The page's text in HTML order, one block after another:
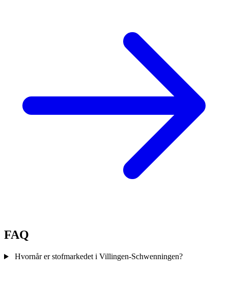
FAQ
Hvornår er stofmarkedet i Villingen-Schwenningen?